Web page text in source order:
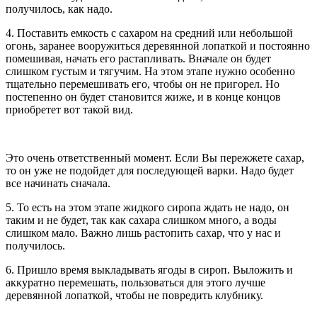
получилось, как надо.
4. Поставить емкость с сахаром на средний или небольшой
огонь, заранее вооружиться деревянной лопаткой и постоянно
помешивая, начать его растапливать. Вначале он будет
слишком густым и тягучим. На этом этапе нужно особенно
тщательно перемешивать его, чтобы он не пригорел. Но
постепенно он будет становится жиже, и в конце концов
приобретет вот такой вид.
Это очень ответственный момент. Если Вы пережжете сахар,
то он уже не подойдет для последующей варки. Надо будет
все начинать сначала.
5. То есть на этом этапе жидкого сиропа ждать не надо, он
таким и не будет, так как сахара слишком много, а воды
слишком мало. Важно лишь растопить сахар, что у нас и
получилось.
6. Пришло время выкладывать ягоды в сироп. Выложить и
аккуратно перемешать, пользоваться для этого лучше
деревянной лопаткой, чтобы не повредить клубнику.